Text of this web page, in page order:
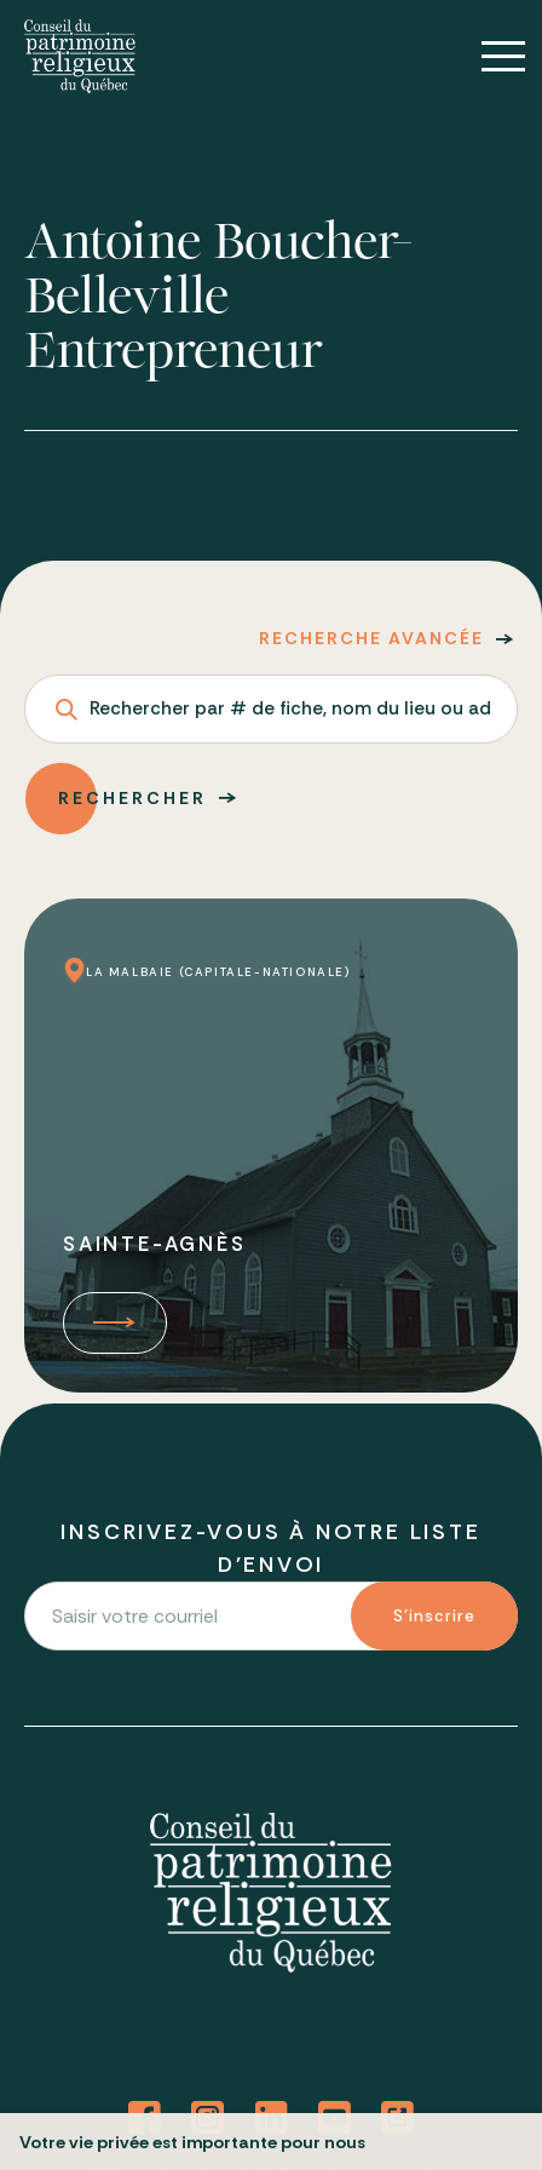
Antoine Boucher-
Belleville
Entrepreneur
RECHERCHE AVANCÉE
Rechercher par # de fiche, nom du lieu ou adresse
RECHERCHER
LA MALBAIE (CAPITALE-NATIONALE)
SAINTE-AGNÈS
INSCRIVEZ-VOUS À NOTRE LISTE
D'ENVOI
S'inscrire
Votre vie privée est importante pour nous